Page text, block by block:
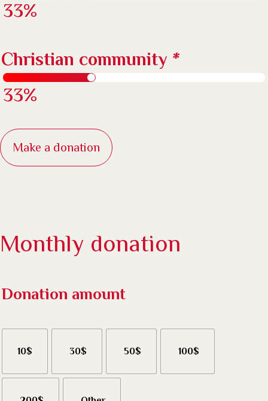
33%
Christian community *
33%
Make a donation
Monthly donation
Donation amount
10$ 30$ 50$ 100$